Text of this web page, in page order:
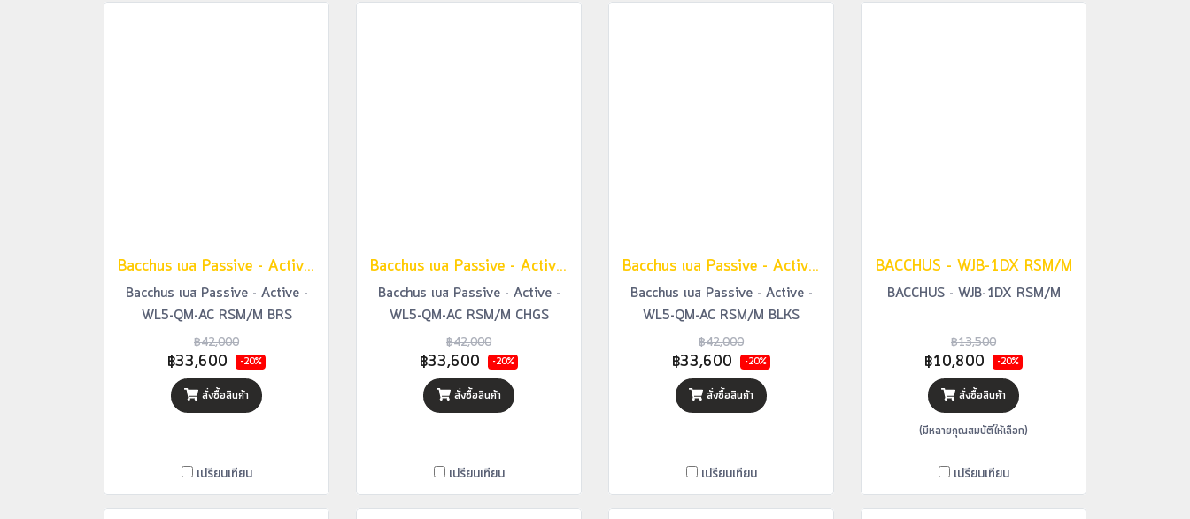
Bacchus เบส Passive - Active - WL5-QM-AC RSM/M BRS
Bacchus เบส Passive - Active -
WL5-QM-AC RSM/M BRS
฿42,000
฿33,600 -20%
สั่งซื้อสินค้า
เปรียบเทียบ
Bacchus เบส Passive - Active - WL5-QM-AC RSM/M CHGS
Bacchus เบส Passive - Active -
WL5-QM-AC RSM/M CHGS
฿42,000
฿33,600 -20%
สั่งซื้อสินค้า
เปรียบเทียบ
Bacchus เบส Passive - Active - WL5-QM-AC RSM/M BLKS
Bacchus เบส Passive - Active -
WL5-QM-AC RSM/M BLKS
฿42,000
฿33,600 -20%
สั่งซื้อสินค้า
เปรียบเทียบ
BACCHUS - WJB-1DX RSM/M
BACCHUS - WJB-1DX RSM/M
฿13,500
฿10,800 -20%
สั่งซื้อสินค้า
(มีหลายคุณสมบัติให้เลือก)
เปรียบเทียบ